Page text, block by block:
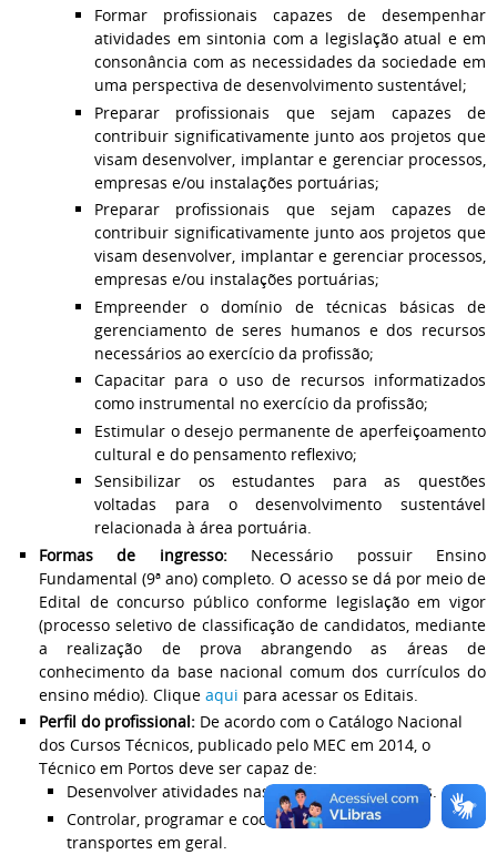
Formar profissionais capazes de desempenhar
atividades em sintonia com a legislação atual e em
consonância com as necessidades da sociedade em
uma perspectiva de desenvolvimento sustentável;
Preparar profissionais que sejam capazes de
contribuir significativamente junto aos projetos que
visam desenvolver, implantar e gerenciar processos,
empresas e/ou instalações portuárias;
Preparar profissionais que sejam capazes de
contribuir significativamente junto aos projetos que
visam desenvolver, implantar e gerenciar processos,
empresas e/ou instalações portuárias;
Empreender o domínio de técnicas básicas de
gerenciamento de seres humanos e dos recursos
necessários ao exercício da profissão;
Capacitar para o uso de recursos informatizados
como instrumental no exercício da profissão;
Estimular o desejo permanente de aperfeiçoamento
cultural e do pensamento reflexivo;
Sensibilizar os estudantes para as questões
voltadas para o desenvolvimento sustentável
relacionada à área portuária.
Formas de ingresso: Necessário possuir Ensino
Fundamental (9ª ano) completo. O acesso se dá por meio de
Edital de concurso público conforme legislação em vigor
(processo seletivo de classificação de candidatos, mediante
a realização de prova abrangendo as áreas de
conhecimento da base nacional comum dos currículos do
ensino médio). Clique aqui para acessar os Editais.
Perfil do profissional: De acordo com o Catálogo Nacional
dos Cursos Técnicos, publicado pelo MEC em 2014, o
Técnico em Portos deve ser capaz de:
Desenvolver atividades nas operações portuárias.
Controlar, programar e coordenar operações de
transportes em geral.